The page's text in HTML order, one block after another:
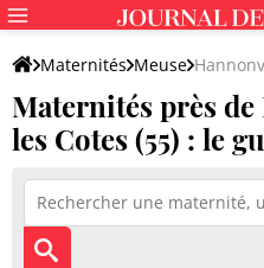
Maternités Meuse
Maternités près
les Cotes (55) : le